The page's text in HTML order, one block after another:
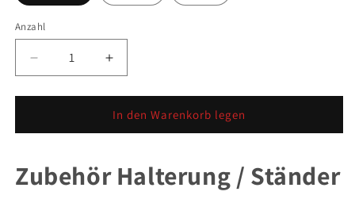
Anzahl
Anzahl
Verringere
die
Menge
Ständer
für
die
Erhöhe
die
Menge
für
Ständer
für
die
In den Warenkorb legen
Zubehör Halterung / Ständer